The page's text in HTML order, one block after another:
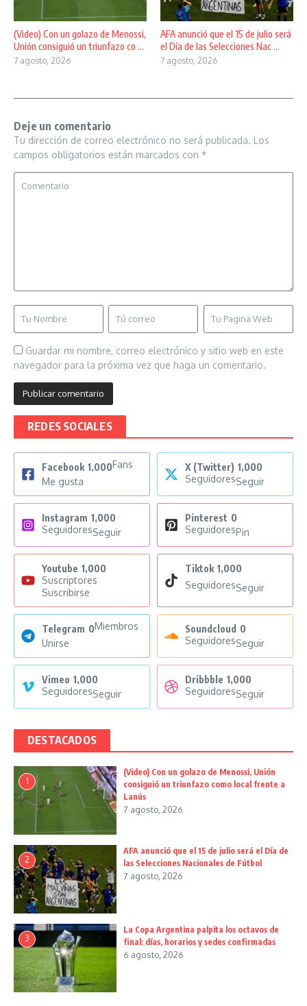
(Video) Con un golazo de Menossi,
Unión consiguió un triunfazo co ...
7 agosto, 2026
AFA anunció que el 15 de julio será
el Día de las Selecciones Nac ...
7 agosto, 2026
Deje un comentario
Tu dirección de correo electrónico no será publicada. Los
campos obligatorios están marcados con *
Guardar mi nombre, correo electrónico y sitio web en este
navegador para la próxima vez que haga un comentario.
REDES SOCIALES
Facebook 1,000Fans
Me gusta
X (Twitter) 1,000
SeguidoresSeguir
Instagram 1,000
SeguidoresSeguir
Pinterest 0
SeguidoresPin
Youtube 1,000
Suscriptores
Suscribirse
Tiktok 1,000
SeguidoresSeguir
Telegram 0Miembros
Unirse
Soundcloud 0
SeguidoresSeguir
Vimeo 1,000
SeguidoresSeguir
Dribbble 1,000
SeguidoresSeguir
DESTACADOS
1
(Video) Con un golazo de Menossi, Unión
consiguió un triunfazo como local frente a
Lanús
7 agosto, 2026
2
AFA anunció que el 15 de julio será el Día de
las Selecciones Nacionales de Fútbol
7 agosto, 2026
3
La Copa Argentina palpita los octavos de
final: días, horarios y sedes confirmadas
6 agosto, 2026